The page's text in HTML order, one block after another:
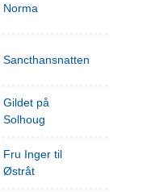
Norma
Sancthansnatten
Gildet på
Solhoug
Fru Inger til
Østråt